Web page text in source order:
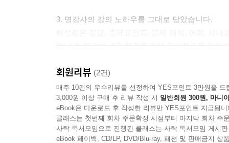
3. 명강사의 강의 노하우를 그대로 담았습니다.
만날 수 있으며, 4급 합격을 위해 필수적으로 알아
4. mp3 파일로 실전과 똑같이 풀어보세요.
부록으로 제공하는 mp3 CD는 실전 듣기용 폴더
사용하며, 반복 학습용 폴더는 해당 문제만을 다시
회원리뷰 (2건)
매주 10건의 우수리뷰를 선정하여 YES포인트 3만원을 드
3,000원 이상 구매 후 리뷰 작성 시 일반회원 300원, 마니
eBook은 다운로드 후 작성한 리뷰만 YES포인트 지급됩니
클래스는 첫번째 회차 주문확정 시점부터 마지막 회차 주
사락 독서모임으로 진행된 클래스는 사락 독서모임 게시
eBook 페이백, CD/LP, DVD/Blu-ray, 패션 및 판매금지 상